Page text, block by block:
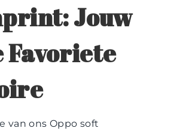
Jouw
Favoriete
van ons Oppo soft